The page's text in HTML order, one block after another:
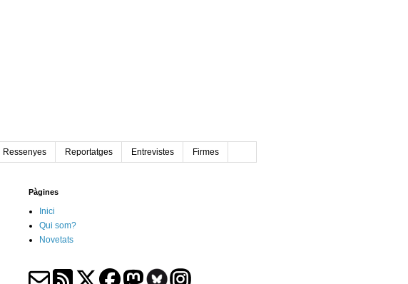
Ressenyes Reportatges Entrevistes Firmes
Pàgines
Inici
Qui som?
Novetats